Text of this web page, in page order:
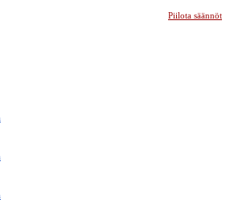
Piilota säännöt